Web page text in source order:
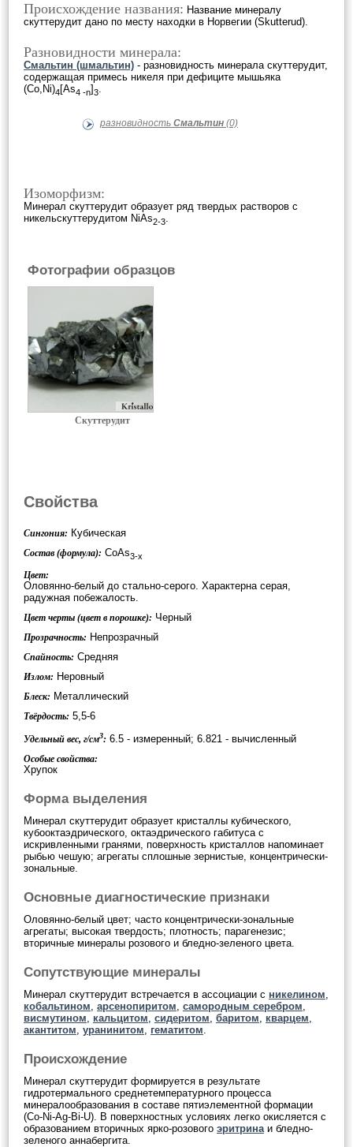
Происхождение названия: Название минералу
скуттерудит дано по месту находки в Норвегии (Skutterud).
Разновидности минерала:
Смальтин (шмальтин) - разновидность минерала скуттерудит,
содержащая примесь никеля при дефиците мышьяка
(Co,Ni)4[As4 -n]3.
разновидность Смальтин (0)
Изоморфизм:
Минерал скуттерудит образует ряд твердых растворов с
никельскуттерудитом NiAs2-3
Фотографии образцов
Скуттерудит
Свойства
Сингония: Кубическая
Состав (формула): CoAs3-x
Цвет:
Оловянно-белый до стально-серого. Характерна серая,
радужная побежалость.
Цвет черты (цвет в порошке): Черный
Прозрачность: Непрозрачный
Спайность: Средняя
Излом: Неровный
Блеск: Металлический
Твёрдость: 5,5-6
Удельный вес, г/см3: 6.5 - измеренный; 6.821 - вычисленный
Особые свойства:
Хрупок
Форма выделения
Минерал скуттерудит образует кристаллы кубического,
кубооктаэдрического, октаэдрического габитуса с
искривленными гранями, поверхность кристаллов напоминает
рыбью чешую; агрегаты сплошные зернистые, концентрически-
зональные.
Основные диагностические признаки
Оловянно-белый цвет; часто концентрически-зональные
агрегаты; высокая твердость; плотность; парагенезис;
вторичные минералы розового и бледно-зеленого цвета.
Сопутствующие минералы
Минерал скуттерудит встречается в ассоциации с никелином
кобальтином арсенопиритом самородным серебром
висмутином
кальцитом сидеритом баритом кварцем
акантитом уранинитом гематитом
Происхождение
Минерал скуттерудит формируется в результате
гидротермального среднетемпературного процесса
минералообразования в составе пятиэлементной формации
(Co-Ni-Ag-Bi-U). В поверхностных условиях легко окисляется с
образованием вторичных ярко-розового эритрина и бледно-
зеленого аннабергита.